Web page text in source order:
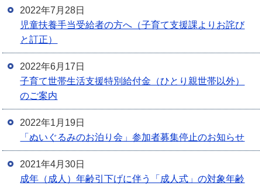
2022年7月28日
児童扶養手当受給者の方へ（子育て支援課よりお詫び
と訂正）
2022年6月17日
子育て世帯生活支援特別給付金（ひとり親世帯以外）
のご案内
2022年1月19日
「ぬいぐるみのお泊り会」参加者募集停止のお知らせ
2021年4月30日
成年（成人）年齢引下げに伴う「成人式」の対象年齢